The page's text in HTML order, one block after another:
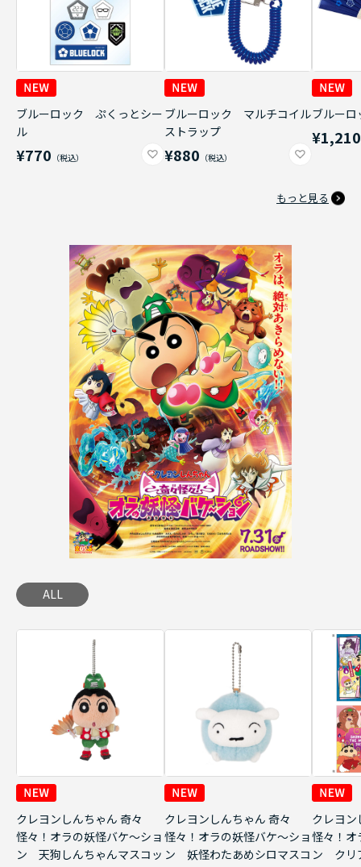
ブルーロック ぷくっとシー
ル
¥770
ブルーロック マルチコイル
ストラップ
¥880
ブルー
¥1,210
もっと見る
ALL
クレヨンしんちゃん 奇々
怪々！オラの妖怪バケ～ショ
ン 天狗しんちゃんマスコッ
クレヨンしんちゃん 奇々
怪々！オラの妖怪バケ～ショ
ン 妖怪わたあめシロマスコ
クレヨン
怪々！オ
ン クリ